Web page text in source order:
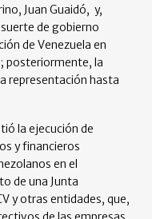
Juan Guaidó, y,
de gobierno
de Venezuela en
posteriormente, la
representación hasta
la ejecución de
y financieros
en el
de una Junta
y otras entidades, que,